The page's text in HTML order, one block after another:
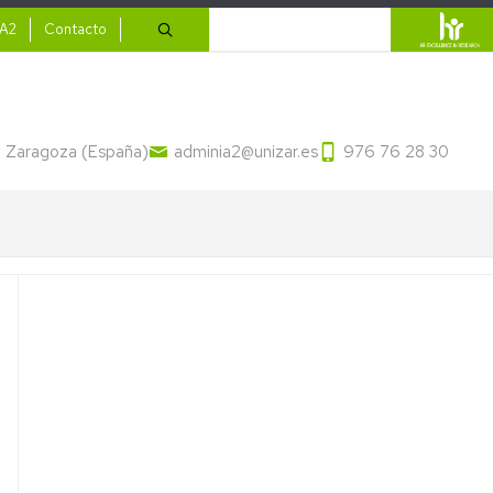
Contacto
Zaragoza (España) adminia2@unizar.es 976 76 28 30